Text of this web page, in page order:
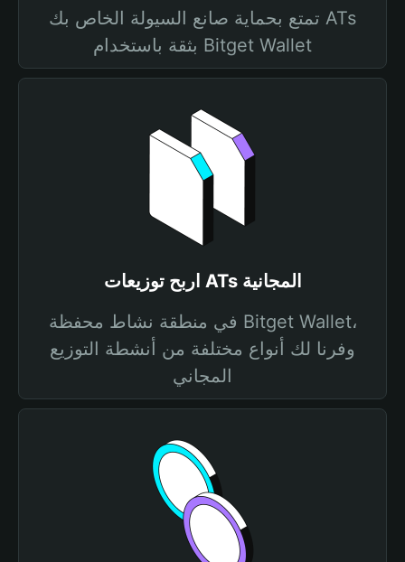
تمتع بحماية صانع السيولة الخاص بك ATs
بثقة باستخدام Bitget Wallet
اربح توزيعات ATs المجانية
في منطقة نشاط محفظة Bitget Wallet،
وفرنا لك أنواع مختلفة من أنشطة التوزيع
المجاني